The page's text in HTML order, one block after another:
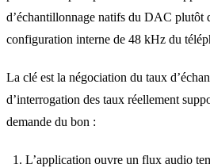
d’échantillonnage natifs du DAC plutôt
configuration interne de 48 kHz du
La clé est la négociation du taux
d’interrogation des taux réellement
demande du bon :
L’application ouvre un flux audio